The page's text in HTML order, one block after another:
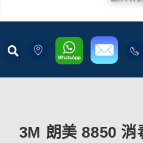
3M 朗美 8850 消